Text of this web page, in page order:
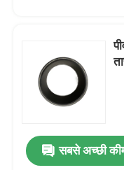
सबसे अच्छी